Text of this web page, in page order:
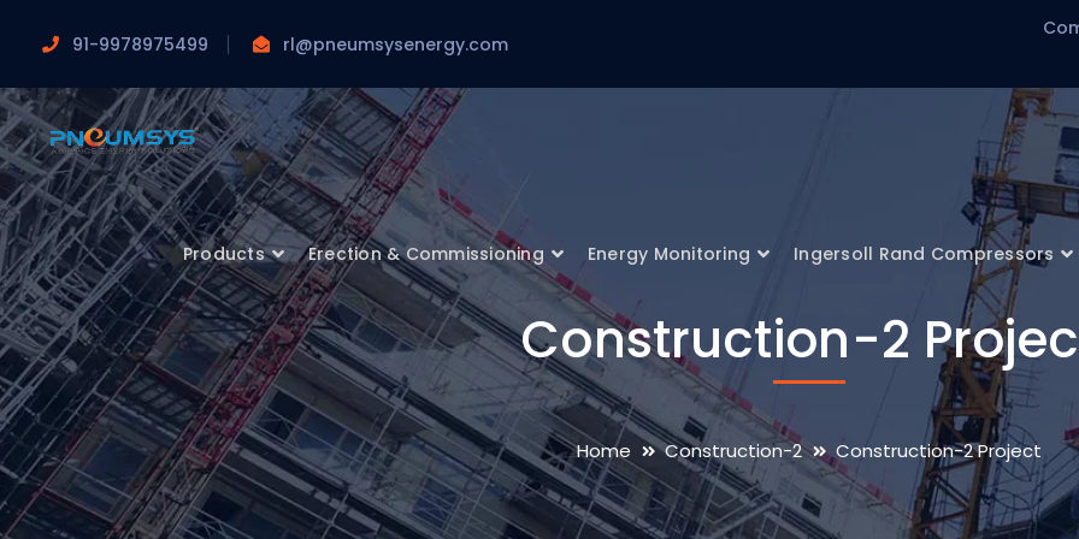
91-9978975499 rl@pneumsysenergy.com
Products Erection & Commissioning Energy Monitoring Ingersoll Rand Compressors
Construction-2
Home Construction-2 Construction-2 Project